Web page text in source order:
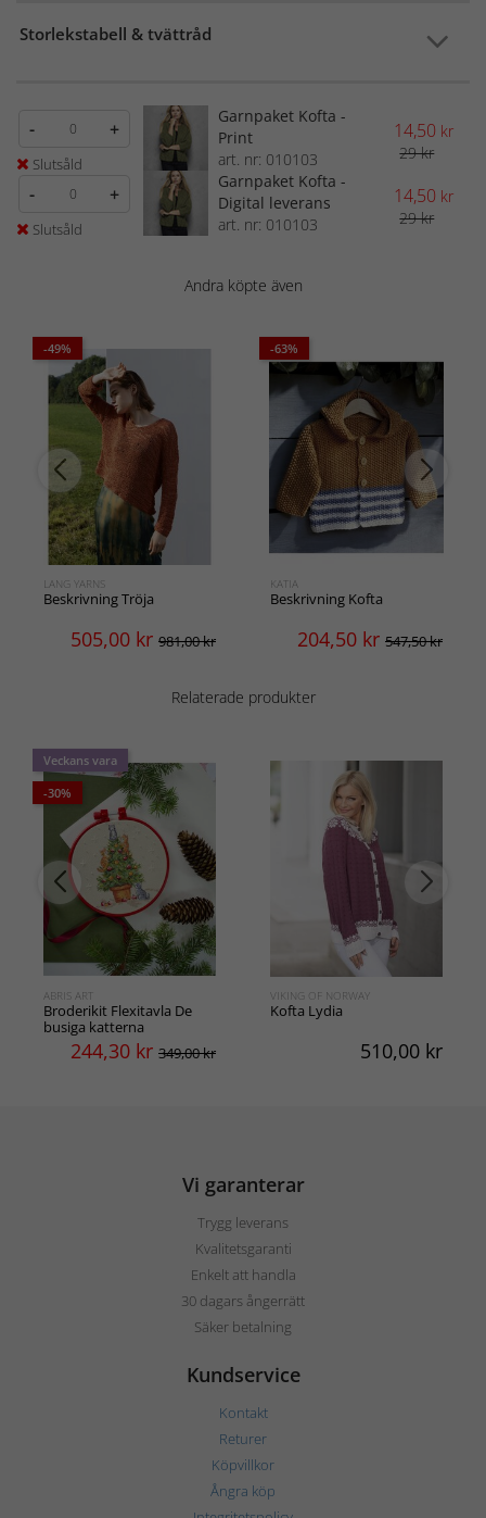
Storlekstabell & tvättråd
- +
Slutsåld
Garnpaket Kofta -
Print
art. nr: 010103
14,50 kr
29 kr
- +
Slutsåld
Garnpaket Kofta -
Digital leverans
art. nr: 010103
14,50 kr
29 kr
Andra köpte även
-49%
LANG YARNS
Beskrivning Tröja
505,00 kr 981,00 kr
-63%
KATIA
Beskrivning Kofta
204,50 kr 547,50 kr
Relaterade produkter
Veckans vara
-30%
ABRIS ART
Broderikit Flexitavla De
busiga katterna
244,30 kr 349,00 kr
VIKING OF NORWAY
Kofta Lydia
510,00 kr
Vi garanterar
Trygg leverans
Kvalitetsgaranti
Enkelt att handla
30 dagars ångerrätt
Säker betalning
Kundservice
Kontakt
Returer
Köpvillkor
Ångra köp